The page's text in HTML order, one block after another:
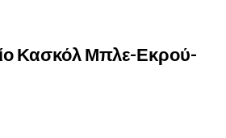
Κασκόλ Μπλε-Εκρού-